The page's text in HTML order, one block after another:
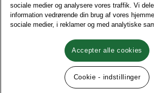
sociale medier og analysere vores traffik. Vi
information vedrørende din brug af vores
sociale medier, i reklamer og med analytiske
Accepter alle cookies
Cookie - indstillinger